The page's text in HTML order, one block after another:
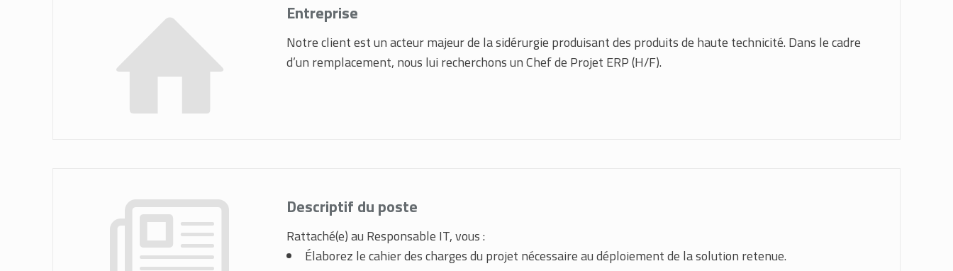
Entreprise
Notre client est un acteur majeur de la sidérurgie produisant des produits de haute technicité. Dans le cadre
d’un remplacement, nous lui recherchons un Chef de Projet ERP (H/F).
Descriptif du poste
Rattaché(e) au Responsable IT, vous :
Élaborez le cahier des charges du projet nécessaire au déploiement de la solution retenue.